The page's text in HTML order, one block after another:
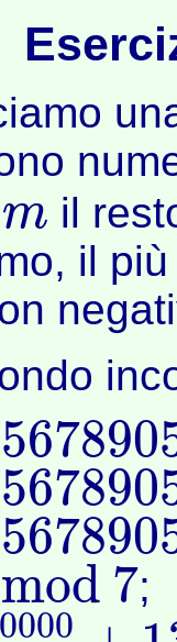
m il
il
mo d9
mo d3
mo d11
mod 7;